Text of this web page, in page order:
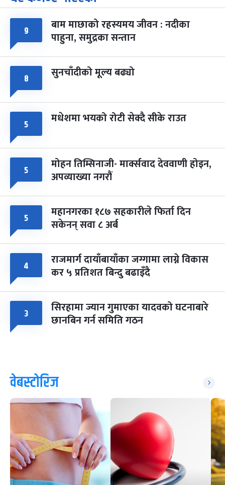
आइत चैत्र ७, २०८३ Mar 21, 2027
८ फागुपूर्णिमा
चैत्र ८, २०८३-Mar 22, 2027
७ महिना बाँकी
९ बाम माछाको रहस्यमय जीवन : नदीका
पाहुना, समुद्रका सन्तान
८ सुनचाँदीको मूल्य बढ्यो
५ मधेशमा भयको रोटी सेक्दै सीके राउत
५ मोहन तिम्सिनाजी- मार्क्सवाद देववाणी होइन,
अपव्याख्या नगरौं
५ महानगरका १८७ सहकारीले फिर्ता दिन
सकेनन् सवा ८ अर्ब
४ राजमार्ग दायाँबायाँका जग्गामा लाग्ने विकास
कर ५ प्रतिशत बिन्दु बढाइँदै
३ सिरहामा ज्यान गुमाएका यादवको घटनाबारे
छानबिन गर्न समिति गठन
वेबस्टोरिज